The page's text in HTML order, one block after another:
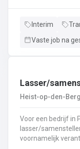
vloeistoffen.Laden
Interim
Vaste job na
Lasser/
Heist-op-den-
Voor een bedrijf in
lasser/samensteller. Als lasser- samensteller
voornamelijk